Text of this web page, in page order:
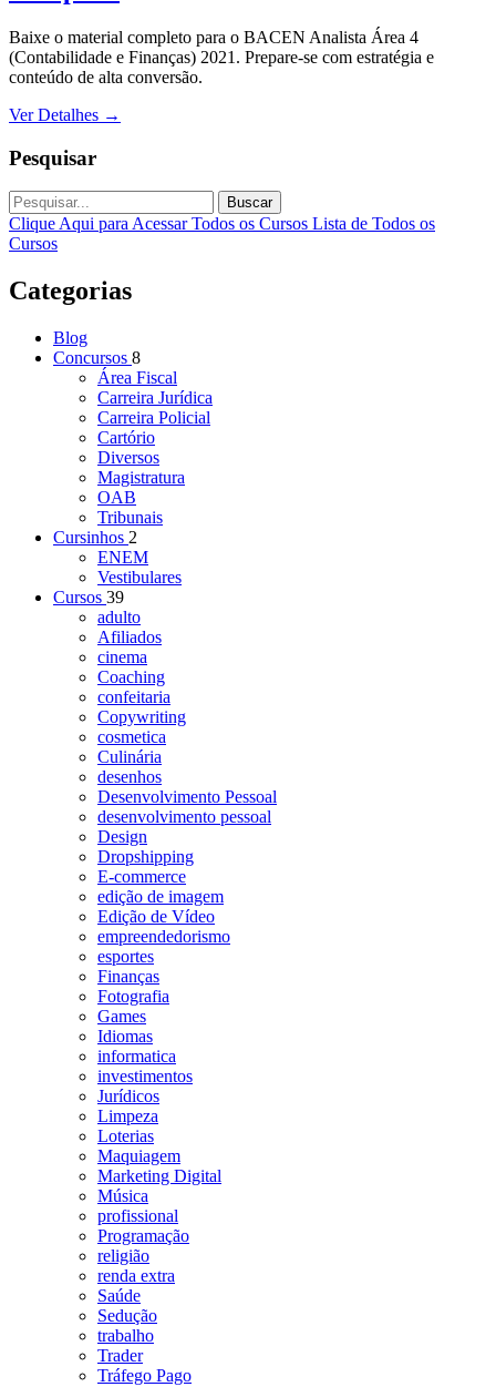
Baixe o material completo para o BACEN Analista Área 4
(Contabilidade e Finanças) 2021. Prepare-se com estratégia e
conteúdo de alta conversão.
Ver Detalhes →
Pesquisar
Buscar
Clique Aqui para Acessar Todos os Cursos Lista de Todos os
Cursos
Categorias
Blog
Concursos 8
Área Fiscal
Carreira Jurídica
Carreira Policial
Cartório
Diversos
Magistratura
OAB
Tribunais
Cursinhos 2
ENEM
Vestibulares
Cursos 39
adulto
Afiliados
cinema
Coaching
confeitaria
Copywriting
cosmetica
Culinária
desenhos
Desenvolvimento Pessoal
desenvolvimento pessoal
Design
Dropshipping
E-commerce
edição de imagem
Edição de Vídeo
empreendedorismo
esportes
Finanças
Fotografia
Games
Idiomas
informatica
investimentos
Jurídicos
Limpeza
Loterias
Maquiagem
Marketing Digital
Música
profissional
Programação
religião
renda extra
Saúde
Sedução
trabalho
Trader
Tráfego Pago